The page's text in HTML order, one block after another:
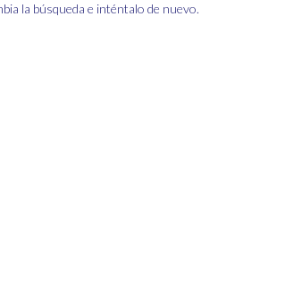
la búsqueda e inténtalo de nuevo.